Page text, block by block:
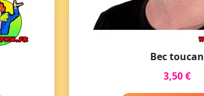
Bec toucan
3,50 €